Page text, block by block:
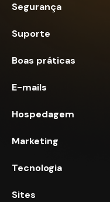
Segurança
Suporte
Boas práticas
E-mails
Hospedagem
Marketing
Tecnologia
Sites